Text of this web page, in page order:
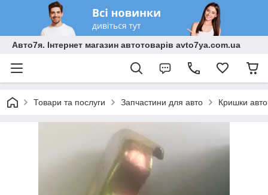
Авто7я. Інтернет магазин автотоварів avto7ya.com.ua
Товари та послуги Запчастини для авто Кришки